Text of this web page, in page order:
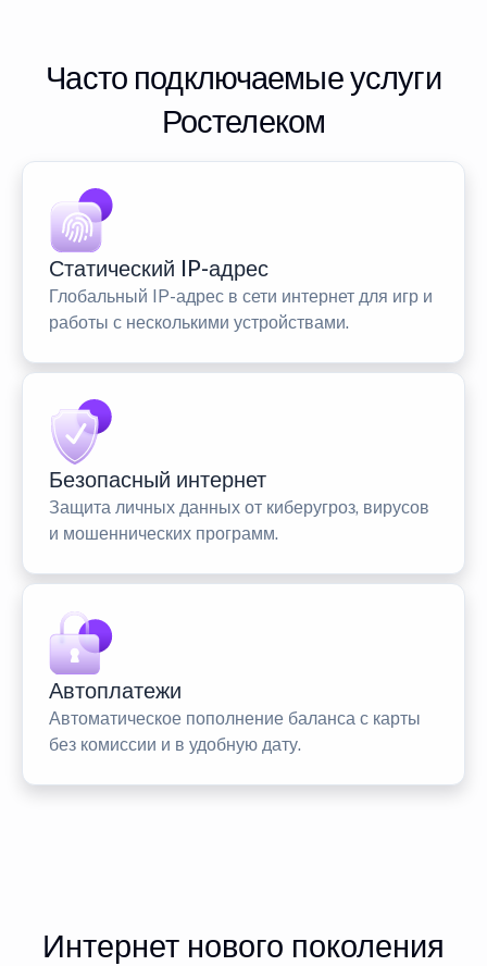
Часто подключаемые услуги
Ростелеком
Статический IP-адрес
Глобальный IP-адрес в сети интернет для игр и
работы с несколькими устройствами.
Безопасный интернет
Защита личных данных от киберугроз, вирусов
и мошеннических программ.
Автоплатежи
Автоматическое пополнение баланса с карты
без комиссии и в удобную дату.
Интернет нового поколения